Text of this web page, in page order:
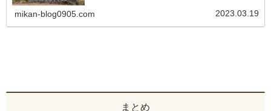
mikan-blog0905.com 2023.03.19
まとめ